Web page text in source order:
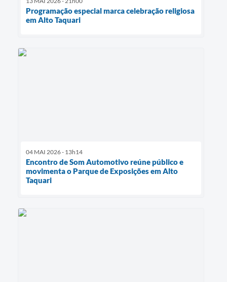
Programação especial marca celebração religiosa
em Alto Taquari
04 MAI 2026 - 13h14
Encontro de Som Automotivo reúne público e
movimenta o Parque de Exposições em Alto
Taquari